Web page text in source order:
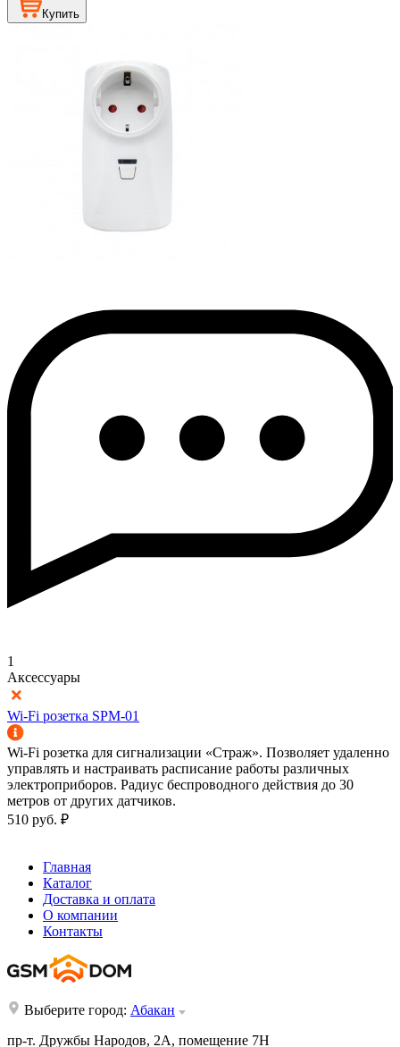
Купить
1
Аксессуары
Wi-Fi розетка SPM-01
Wi-Fi розетка для сигнализации «Страж». Позволяет удаленно
управлять и настраивать расписание работы различных
электроприборов. Радиус беспроводного действия до 30
метров от других датчиков.
510 руб. ₽
Главная
Каталог
Доставка и оплата
О компании
Контакты
Выберите город: Абакан
пр-т. Дружбы Народов, 2А, помещение 7Н